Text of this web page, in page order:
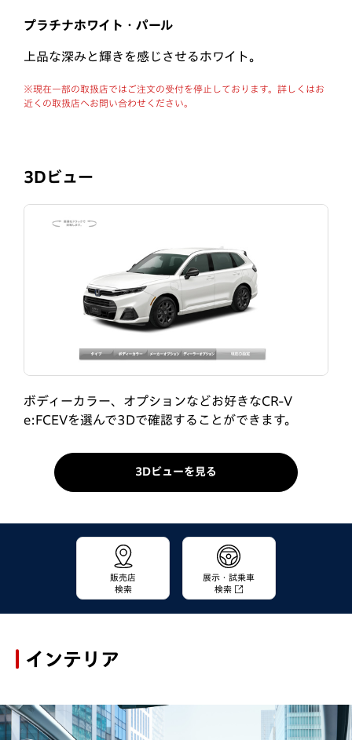
プラチナホワイト・パール
上品な深みと輝きを感じさせるホワイト。
※現在一部の取扱店ではご注文の受付を停止しております。詳しくはお
近くの取扱店へお問い合わせください。
3Dビュー
ボディーカラー、オプションなどお好きなCR-V
e:FCEVを選んで3Dで確認することができます。
3Dビューを見る
販売店
検索
展示・試乗車
検索
インテリア